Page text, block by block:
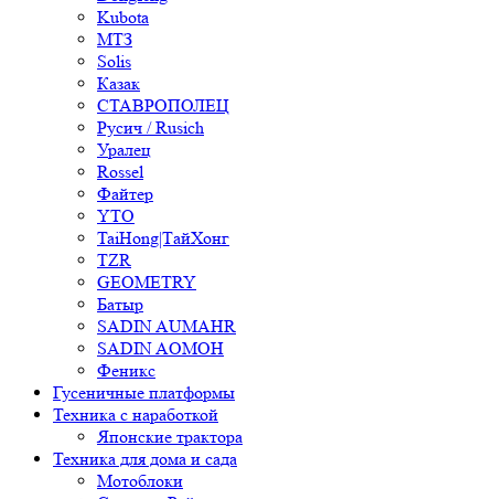
Kubota
МТЗ
Solis
Казак
СТАВРОПОЛЕЦ
Русич / Rusich
Уралец
Rossel
Файтер
YTO
TaiHong|ТайХонг
TZR
GEOMETRY
Батыр
SADIN AUMAHR
SADIN AOMOH
Феникс
Гусеничные платформы
Техника с наработкой
Японские трактора
Техника для дома и сада
Мотоблоки